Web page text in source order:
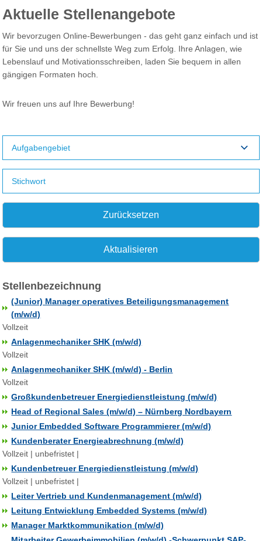
Aktuelle Stellenangebote
Wir bevorzugen Online-Bewerbungen - das geht ganz einfach und ist
für Sie und uns der schnellste Weg zum Erfolg. Ihre Anlagen, wie
Lebenslauf und Motivationsschreiben, laden Sie bequem in allen
gängigen Formaten hoch.
Wir freuen uns auf Ihre Bewerbung!
Aufgabengebiet
Zurücksetzen
Aktualisieren
Stellenbezeichnung
(Junior) Manager operatives Beteiligungsmanagement
(m/w/d)
Vollzeit
Anlagenmechaniker SHK (m/w/d)
Vollzeit
Anlagenmechaniker SHK (m/w/d) - Berlin
Vollzeit
Großkundenbetreuer Energiedienstleistung (m/w/d)
Head of Regional Sales (m/w/d) – Nürnberg Nordbayern
Junior Embedded Software Programmierer (m/w/d)
Kundenberater Energieabrechnung (m/w/d)
Vollzeit | unbefristet |
Kundenbetreuer Energiedienstleistung (m/w/d)
Vollzeit | unbefristet |
Leiter Vertrieb und Kundenmanagement (m/w/d)
Leitung Entwicklung Embedded Systems (m/w/d)
Manager Marktkommunikation (m/w/d)